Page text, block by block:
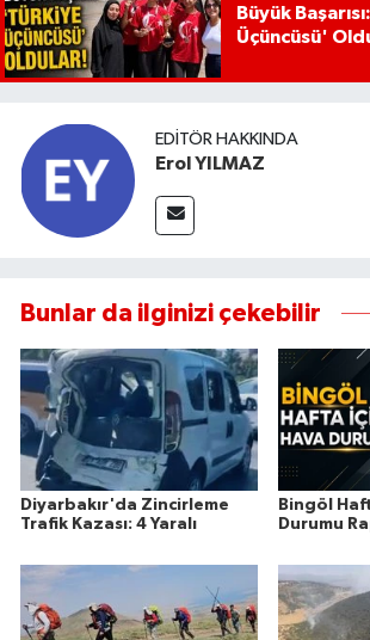
Büyük
Üçüncüsü'
EDITÖR HAKKINDA
Erol YILMAZ
Bunlar da ilginizi çekebilir
Diyarbakır'da Zincirleme
Trafik Kazası: 4 Yaralı
Bingöl
Durumu